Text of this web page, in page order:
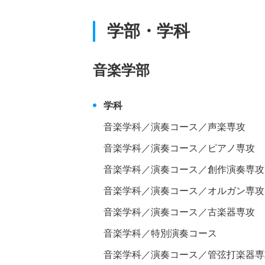
学部・学科
音楽学部
学科
音楽学科／演奏コース／声楽専攻
音楽学科／演奏コース／ピアノ専攻
音楽学科／演奏コース／創作演奏専攻
音楽学科／演奏コース／オルガン専攻
音楽学科／演奏コース／古楽器専攻
音楽学科／特別演奏コース
音楽学科／演奏コース／管弦打楽器